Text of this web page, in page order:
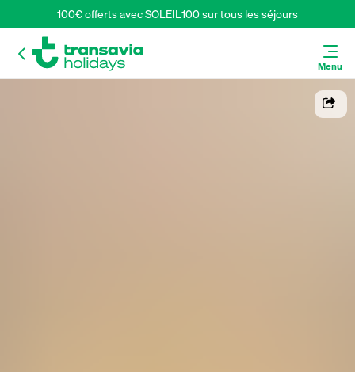
100€ offerts avec SOLEIL100 sur tous les séjours
Menu